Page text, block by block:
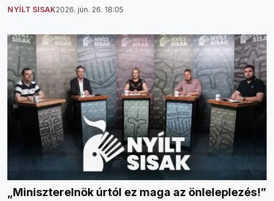
NYÍLT SISAK2026. jún. 26. 18:05
„Miniszterelnök úrtól ez maga az önleleplezés!”